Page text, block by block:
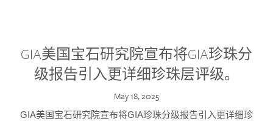
GIA美国宝石研究院宣布将GIA珍珠分
级报告引入更详细珍珠层评级。
May 18, 2025
GIA美国宝石研究院宣布将GIA珍珠分级报告引入更详细珍